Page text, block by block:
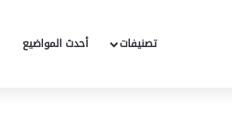
تصنيفات أحدث المواضيع